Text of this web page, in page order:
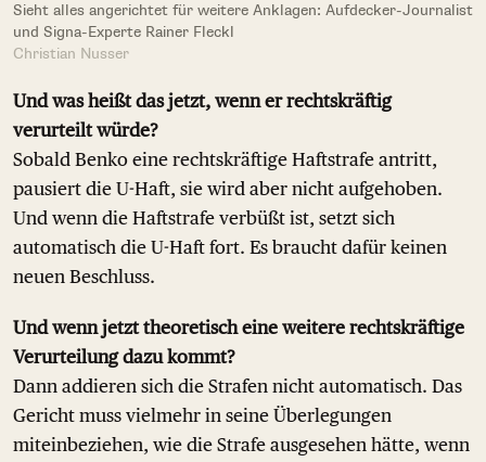
Sieht alles angerichtet für weitere Anklagen: Aufdecker-Journalist
und Signa-Experte Rainer Fleckl
Christian Nusser
Und was heißt das jetzt, wenn er rechtskräftig
verurteilt würde?
Sobald Benko eine rechtskräftige Haftstrafe antritt,
pausiert die U-Haft, sie wird aber nicht aufgehoben.
Und wenn die Haftstrafe verbüßt ist, setzt sich
automatisch die U-Haft fort. Es braucht dafür keinen
neuen Beschluss.
Und wenn jetzt theoretisch eine weitere rechtskräftige
Verurteilung dazu kommt?
Dann addieren sich die Strafen nicht automatisch. Das
Gericht muss vielmehr in seine Überlegungen
miteinbeziehen, wie die Strafe ausgesehen hätte, wenn